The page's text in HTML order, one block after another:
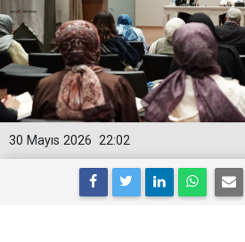
22:02
30 Mayıs 2026